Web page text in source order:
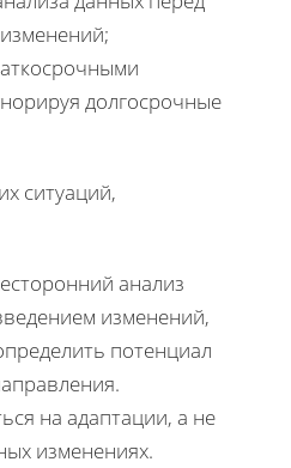
долгосрочные
ситуаций,
анализ
изменений,
потенциал
на адаптации, а не
изменениях.